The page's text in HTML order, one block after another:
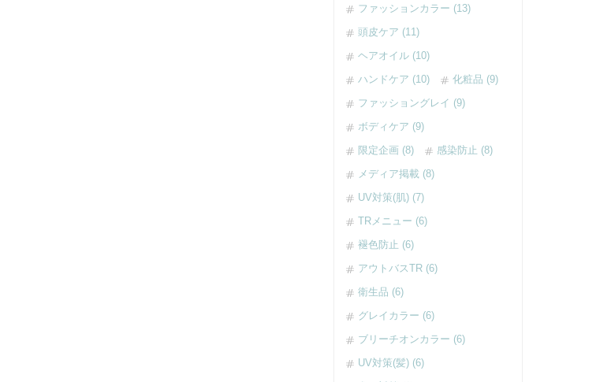
ファッションカラー (13)
頭皮ケア (11)
ヘアオイル (10)
ハンドケア (10)
化粧品 (9)
ファッショングレイ (9)
ボディケア (9)
限定企画 (8)
感染防止 (8)
メディア掲載 (8)
UV対策(肌) (7)
TRメニュー (6)
褪色防止 (6)
アウトバスTR (6)
衛生品 (6)
グレイカラー (6)
ブリーチオンカラー (6)
UV対策(髪) (6)